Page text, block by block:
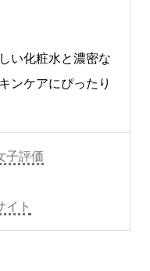
い化粧水と濃密な
ンケアにぴったり
子評価
イト